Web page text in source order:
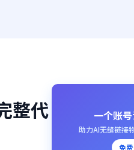
整代
一个账
助力AI无缝链接
免